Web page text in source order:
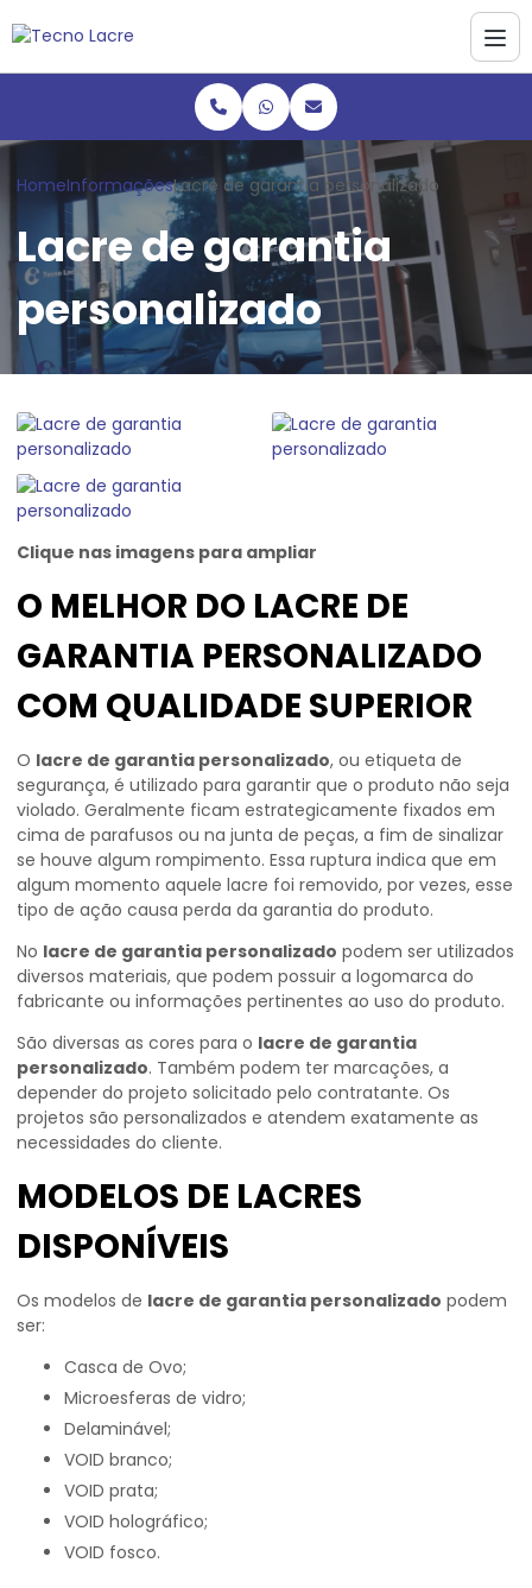
HomeInformaçõesLacre de garantia personalizado
Lacre de garantia
personalizado
Clique nas imagens para ampliar
O MELHOR DO LACRE DE
GARANTIA PERSONALIZADO
COM QUALIDADE SUPERIOR
O lacre de garantia personalizado, ou etiqueta de
segurança, é utilizado para garantir que o produto não seja
violado. Geralmente ficam estrategicamente fixados em
cima de parafusos ou na junta de peças, a fim de sinalizar
se houve algum rompimento. Essa ruptura indica que em
algum momento aquele lacre foi removido, por vezes, esse
tipo de ação causa perda da garantia do produto.
No lacre de garantia personalizado podem ser utilizados
diversos materiais, que podem possuir a logomarca do
fabricante ou informações pertinentes ao uso do produto.
São diversas as cores para o lacre de garantia
personalizado. Também podem ter marcações, a
depender do projeto solicitado pelo contratante. Os
projetos são personalizados e atendem exatamente as
necessidades do cliente.
MODELOS DE LACRES
DISPONÍVEIS
Os modelos de lacre de garantia personalizado podem
ser:
Casca de Ovo;
Microesferas de vidro;
Delaminável;
VOID branco;
VOID prata;
VOID holográfico;
VOID fosco.